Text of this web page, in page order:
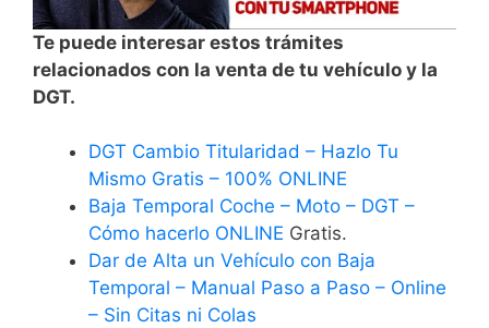
Te puede interesar estos trámites
relacionados con la venta de tu vehículo y la
DGT.
DGT Cambio Titularidad – Hazlo Tu
Mismo Gratis – 100% ONLINE
Baja Temporal Coche – Moto – DGT –
Cómo hacerlo ONLINE Gratis.
Dar de Alta un Vehículo con Baja
Temporal – Manual Paso a Paso – Online
– Sin Citas ni Colas